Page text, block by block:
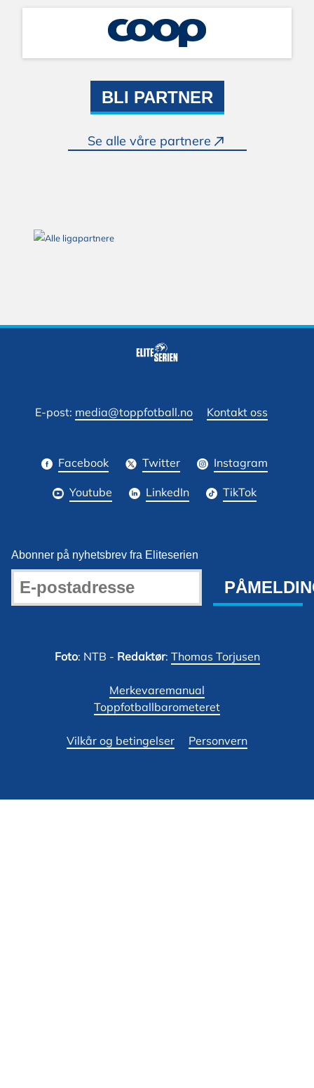
BLI PARTNER
Se alle våre partnere
E-post: media@toppfotball.no Kontakt oss
Facebook Twitter Instagram
Youtube LinkedIn TikTok
Abonner på nyhetsbrev fra Eliteserien
Foto: NTB - Redaktør: Thomas Torjusen
Merkevaremanual
Toppfotballbarometeret
Vilkår og betingelser Personvern